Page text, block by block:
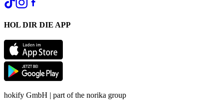
HOL DIR DIE APP
hokify GmbH | part of the norika group